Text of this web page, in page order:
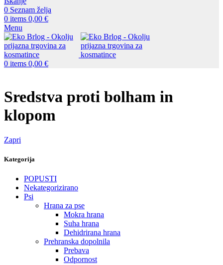
0 Seznam želja
0 items 0,00 €
Menu
0 items 0,00 €
Sredstva proti bolham in
klopom
Zapri
Kategorija
POPUSTI
Nekategorizirano
Psi
Hrana za pse
Mokra hrana
Suha hrana
Dehidrirana hrana
Prehranska dopolnila
Prebava
Odpornost